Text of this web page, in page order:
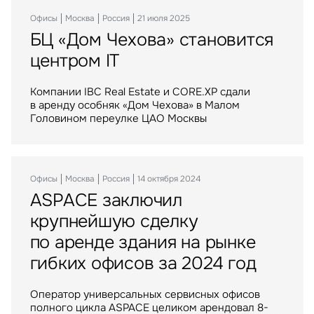
Офисы Москва Россия 21 июля 2025
БЦ «Дом Чехова» становится
центром IT
Компании IBC Real Estate и CORE.XP сдали
в аренду особняк «Дом Чехова» в Малом
Головином переулке ЦАО Москвы
Офисы Москва Россия 14 октября 2024
ASPACE заключил
крупнейшую сделку
по аренде здания на рынке
гибких офисов за 2024 год
Оператор универсальных сервисных офисов
полного цикла ASPACE целиком арендовал 8-
Склады Москва Россия 15 сентября 2025
Крупнейший российский
маркетплейс расширяется
в Воронеже
Крупнейший российский маркетплейс стал
арендатором логистического комплекса
Москва
ИП «РУСИЧ Холмогоры»
пополнился крупным
арендатором
Крупнейший российский маркетплейс стал
Инвестиции Москва Россия 29 сентября 2023
Торговые центры «МЕГА»
стали российским активом
IBC Real Estate выступила консультантом
крупнейшей в истории рынка сделки
по приобретению Группой Газпромбанк сети
Инвестиции Москва Россия 06 апреля 2023
Balchug Capital выкупил
у американских инвесторов
один из крупнейших
московских ТРЦ
Управление проектами